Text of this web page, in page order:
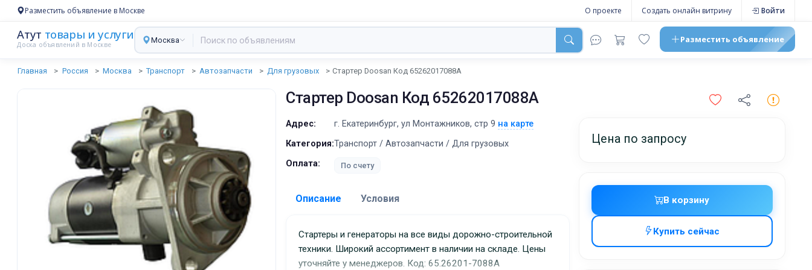
Разместить объявление в Москве О проекте Создать онлайн витрину Войти
Атут товары и услуги
Доска объявлений в Москве
Москва Разместить объявление
Главная Россия Москва Транспорт Автозапчасти Для грузовых Стартер Doosan Код 65262017088A
Стартер Doosan Код 65262017088A
Цена по запросу
В корзину
Купить сейчас
Адрес: г. Екатеринбург, ул Монтажников, стр 9 на карте
Категория:Транспорт / Автозапчасти / Для грузовых
Оплата:
По счету
Описание Условия
Стартеры и генераторы на все виды дорожно-строительной
техники. Широкий ассортимент в наличии на складе. Цены
уточняйте у менеджеров. Код: 65.26201-7088A
Доставка:
Адрес самовывоза: г. Екатеринбург, ул Монтажников,
стр 9